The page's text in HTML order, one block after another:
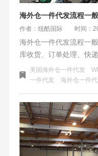
海外仓一件代发流程一
作者：纽酷国际 时间：
海外仓一件代发流程一
库收货、订单处理、快
一件代发需要注意以下
场的服务，需要对目标
才能更好的打开销售市
美国海外仓一件代发
一件代发
海外仓一件